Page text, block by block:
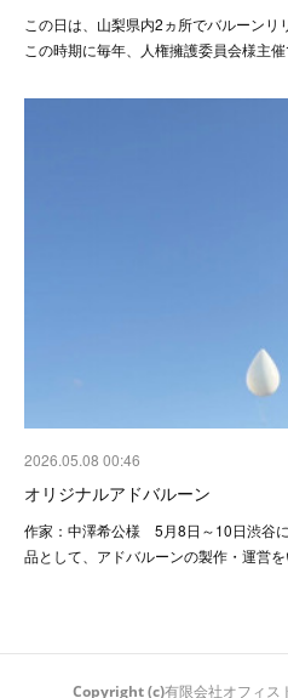
この日は、山梨県内2ヵ所でバルーン
この時期に毎年、人権擁護委員会様主
2026.05.08 00:46
オリジナルアドバルーン
作家：中澤希公様 5月8日～10日渋谷
品として、アドバルーンの製作・運営
Copyright (c)有限会社オフィス